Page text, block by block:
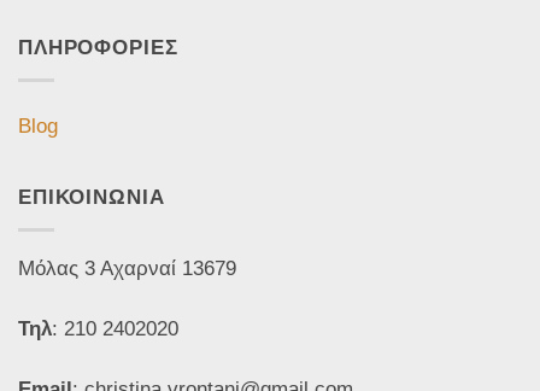
ΠΛΗΡΟΦΟΡΙΕΣ
Blog
ΕΠΙΚΟΙΝΩΝΙΑ
Μόλας 3 Αχαρναί 13679
Τηλ: 210 2402020